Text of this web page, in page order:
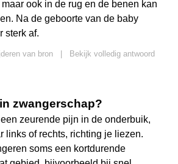
ook in de rug en de benen kan
Na de geboorte van de baby
sterk af.
van bron
Bekijk volledig antwoord
zwangerschap?
zeurende pijn in de onderbuik,
links of rechts, richting je liezen.
soms een kortdurende